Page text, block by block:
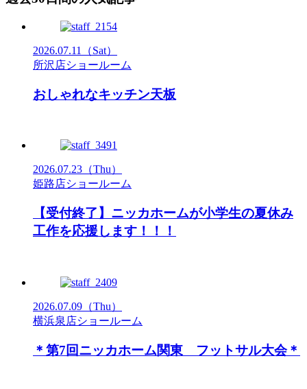
2026.07.11
（Sat）
所沢店ショールーム
おしゃれなキッチン天板
2026.07.23 （Thu）
姫路店ショールーム
【受付終了】ニッカホームが小学生の夏休み
工作を応援します！！！
2026.07.09 （Thu）
横浜泉店ショールーム
＊第7回ニッカホーム関東 フットサル大会＊